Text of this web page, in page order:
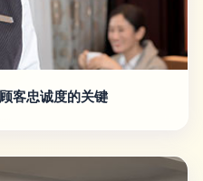
客忠诚度的关键